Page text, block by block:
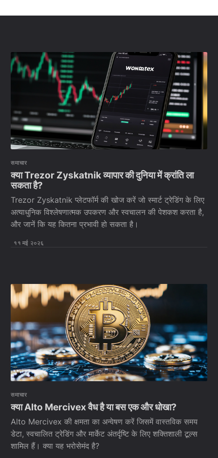
समाचार
क्या Trezor Zyskatnik व्यापार की दुनिया में क्रांति ला
सकता है?
Trezor Zyskatnik प्लेटफॉर्म की खोज करें जो स्मार्ट ट्रेडिंग के लिए
अत्याधुनिक विश्लेषणात्मक उपकरण और स्वचालन की पेशकश करता है,
और जानें कि यह कितना प्रभावी हो सकता है।
११ मई २०२६
समाचार
क्या Alto Mercivex वैध है या बस एक और धोखा?
Alto Mercivex की क्षमता का अन्वेषण करें जिसमें वास्तविक समय
डेटा, स्वचालित ट्रेडिंग और मार्केट अंतर्दृष्टि के लिए शक्तिशाली टूल्स
शामिल हैं। क्या यह भरोसेमंद है?